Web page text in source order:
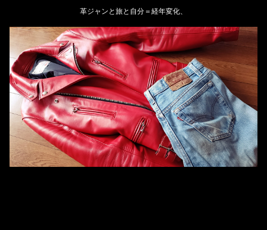
革ジャンと旅と自分＝経年変化、